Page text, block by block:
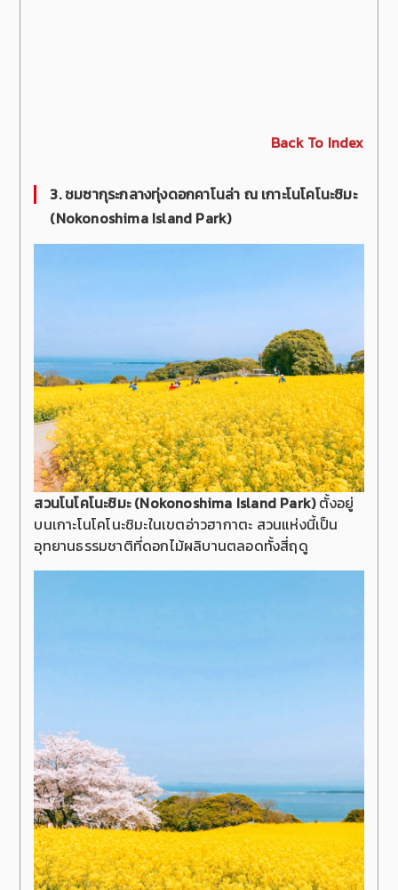
Back To Index
3.ชมซากุระกลางทุ่งดอกคาโนล่า ณ เกาะโนโคโนะชิมะ
(Nokonoshima Island Park)
สวนโนโคโนะชิมะ (Nokonoshima Island Park)ตั้งอยู่
บนเกาะโนโคโนะชิมะในเขตอ่าวฮากาตะ สวนแห่งนี้เป็น
อุทยานธรรมชาติที่ดอกไม้ผลิบานตลอดทั้งสี่ฤดู